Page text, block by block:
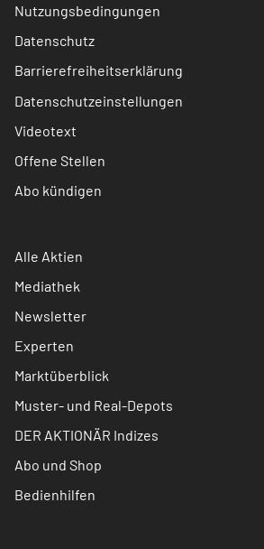
Nutzungsbedingungen
Datenschutz
Barrierefreiheitserklärung
Datenschutzeinstellungen
Videotext
Offene Stellen
Abo kündigen
Alle Aktien
Mediathek
Newsletter
Experten
Marktüberblick
Muster- und Real-Depots
DER AKTIONÄR Indizes
Abo und Shop
Bedienhilfen